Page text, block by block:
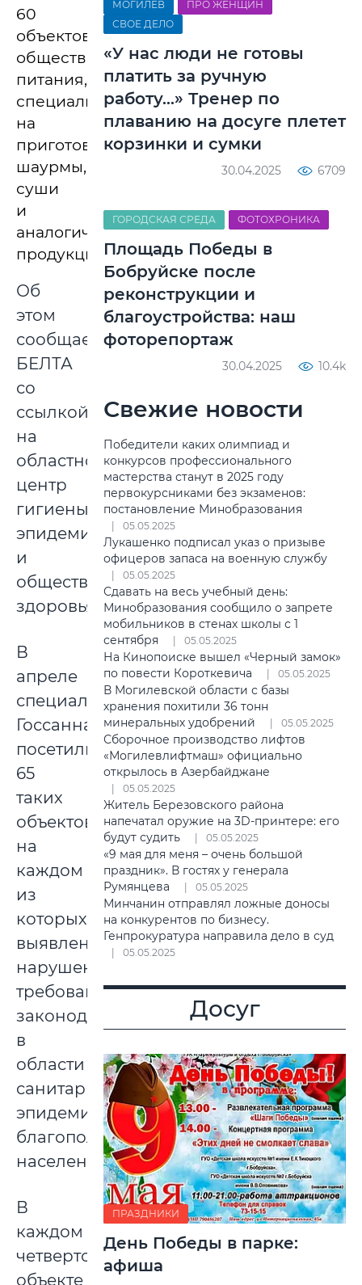
60
объектов
общественного
питания,
специализирующихся
на
приготовлении
шаурмы,
суши
и
аналогичной
продукции.
Об
этом
сообщает
БЕЛТА
со
ссылкой
на
областной
центр
гигиены,
эпидемиологии
и
общественного
здоровья.
В
апреле
специалисты
Госсаннадзора
посетили
65
таких
объектов,
на
каждом
из
которых
выявлены
нарушения
требований
законодательства
в
области
санитарно-
эпидемиологического
благополучия
населения.
В
каждом
четвертом
объекте
МОГИЛЕВ
ПРО ЖЕНЩИН
СВОЕ ДЕЛО
«У нас люди не готовы
платить за ручную
работу…» Тренер по
плаванию на досуге плетет
корзинки и сумки
30.04.2025 6709
ГОРОДСКАЯ СРЕДА ФОТОХРОНИКА
Площадь Победы в
Бобруйске после
реконструкции и
благоустройства: наш
фоторепортаж
30.04.2025 10.4k
Свежие новости
Победители каких олимпиад и
конкурсов профессионального
мастерства станут в 2025 году
первокурсниками без экзаменов:
постановление Минобразования
05.05.2025
Лукашенко подписал указ о призыве
офицеров запаса на военную службу
05.05.2025
Сдавать на весь учебный день:
Минобразования сообщило о запрете
мобильников в стенах школы с 1
сентября
05.05.2025
На Кинопоиске вышел «Черный замок»
по повести Короткевича
05.05.2025
В Могилевской области с базы
хранения похитили 36 тонн
минеральных удобрений
05.05.2025
Сборочное производство лифтов
«Могилевлифтмаш» официально
открылось в Азербайджане
05.05.2025
Житель Березовского района
напечатал оружие на 3D-принтере: его
будут судить
05.05.2025
«9 мая для меня – очень большой
праздник». В гостях у генерала
Румянцева
05.05.2025
Минчанин отправлял ложные доносы
на конкурентов по бизнесу.
Генпрокуратура направила дело в суд
05.05.2025
Досуг
ПРАЗДНИКИ
День Победы в парке:
афиша